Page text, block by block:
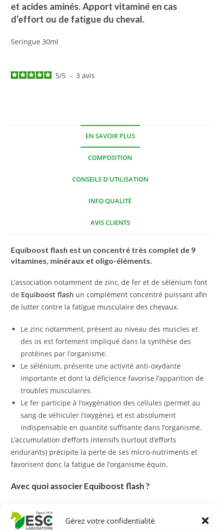
Gérez votre confidentialité
et acides aminés. Apport vitaminé en cas
d’effort ou de fatigue du cheval.
Seringue 30ml
5/5 - 3avis
EN SAVOIR PLUS
COMPOSITION
CONSEILS D'UTILISATION
INFO QUALITÉ
AVIS CLIENTS
Equiboost flash est un concentré très complet de 9
vitamines, minéraux et oligo-éléments.
L’association notamment de zinc, de fer et de sélénium font
de Equiboost flash un complément concentré puissant afin
de lutter contre la fatigue musculaire des chevaux.
Le zinc notamment, présent au niveau des muscles et
des os est fortement impliqué dans la synthèse des
protéines par l’organisme.
Le sélénium, présente une activité anti-oxydante
importante et dont la déficience favorise l’apparition de
troubles musculaires.
Le fer participe à l’oxygénation des cellules (permet au
sang de véhiculer l’oxygène), et est absolument
indispensable en quantité suffisante dans l’organisme.
L’accumulation d’efforts intensifs (surtout d’efforts
endurants) précipite la perte de ses micro-nutriments et
favorisent donc la fatigue de l’organisme équin.
Avec quoi associer Equiboost flash ?
favoriser une meilleure récupération sur le long terme,